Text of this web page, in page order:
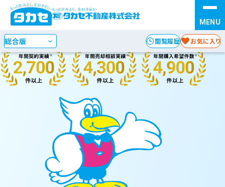
閲覧履歴 お気に入り
STEP 1お探しの種別を選択
STEP 2検索方法を選択
からさがす
地図からさがす